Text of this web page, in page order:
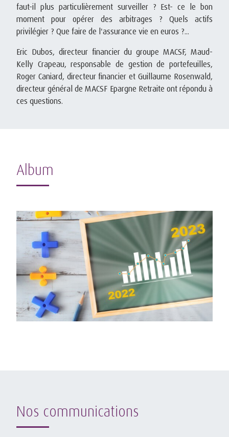
faut-il plus particulièrement surveiller ? Est- ce le bon
moment pour opérer des arbitrages ? Quels actifs
privilégier ? Que faire de l'assurance vie en euros ?...
Eric Dubos, directeur financier du groupe MACSF, Maud-
Kelly Crapeau, responsable de gestion de portefeuilles,
Roger Caniard, directeur financier et Guillaume Rosenwald,
directeur général de MACSF Epargne Retraite ont répondu à
ces questions.
Album
Nos communications